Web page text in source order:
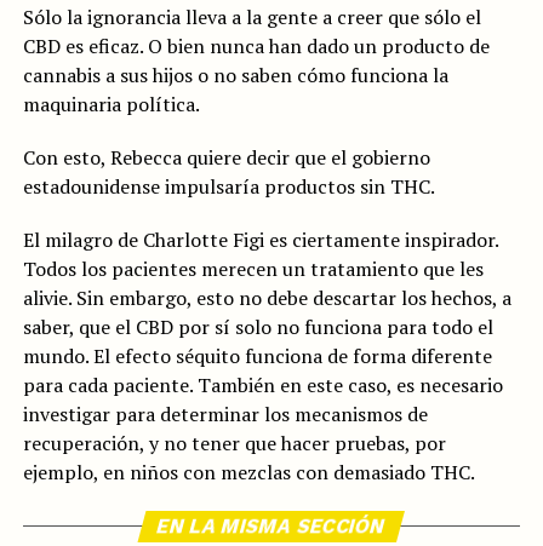
Sólo la ignorancia lleva a la gente a creer que sólo el
CBD es eficaz. O bien nunca han dado un producto de
cannabis a sus hijos o no saben cómo funciona la
maquinaria política.
Con esto, Rebecca quiere decir que el gobierno
estadounidense impulsaría productos sin THC.
El milagro de Charlotte Figi es ciertamente inspirador.
Todos los pacientes merecen un tratamiento que les
alivie. Sin embargo, esto no debe descartar los hechos, a
saber, que el CBD por sí solo no funciona para todo el
mundo. El efecto séquito funciona de forma diferente
para cada paciente. También en este caso, es necesario
investigar para determinar los mecanismos de
recuperación, y no tener que hacer pruebas, por
ejemplo, en niños con mezclas con demasiado THC.
EN LA MISMA SECCIÓN